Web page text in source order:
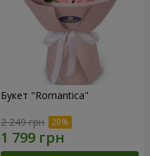
Букет "Romantica"
2 249 грн